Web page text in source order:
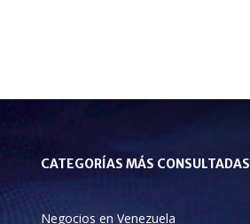
CATEGORÍAS MÁS CONSULTADAS
Negocios en Venezuela